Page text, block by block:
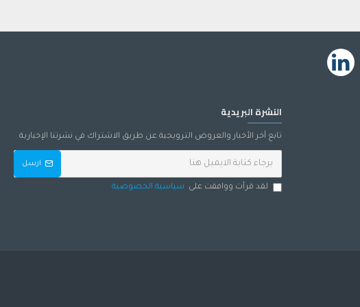
بيتين ، هيالورونات الصوديوم ،
النشرة البريدية
تابع آخر الأخبار والعروض الترويجية عن طريق الاشتراك في نشرتنا الإخبارية
ارسل
لقد قرأت ووافقت على سياسية الخصوصية